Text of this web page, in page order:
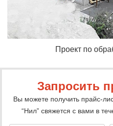
Проект по
Запросить
Вы можете получить прайс-
“Нил” свяжется с вами в